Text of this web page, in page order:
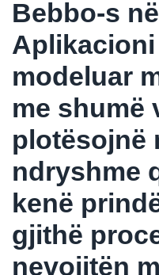
Bebbo-s
modeluar
me shumë
plotësojnë
ndryshme
kenë
gjithë
nevojitën